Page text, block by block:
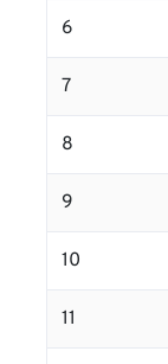
6
7
8
9
10
11